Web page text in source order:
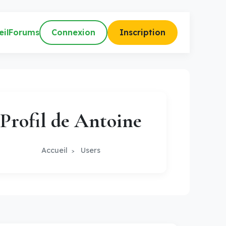
Forums Connexion Inscription
Profil de Antoine
Accueil > Users